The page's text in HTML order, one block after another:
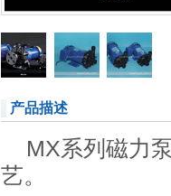
产品描述
MX系列磁力
艺。